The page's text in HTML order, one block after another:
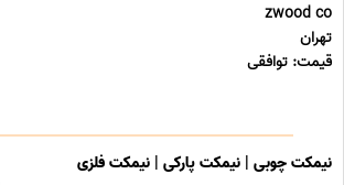
zwood co
تهران
قیمت: توافقی
نیمکت چوبی | نیمکت پارکی | نیمکت فلزی